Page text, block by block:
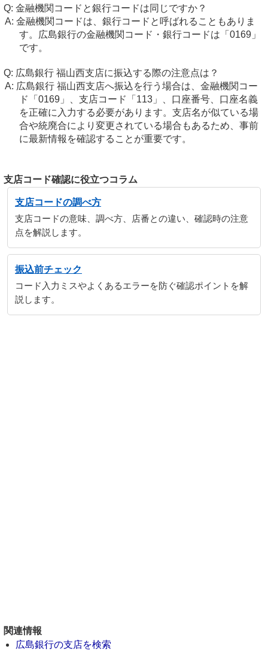
金融機関コードと銀行コードは同じですか？
金融機関コードは、銀行コードと呼ばれることもありま
す。広島銀行の金融機関コード・銀行コードは「0169」
です。
広島銀行 福山西支店に振込する際の注意点は？
広島銀行 福山西支店へ振込を行う場合は、金融機関コー
ド「0169」、支店コード「113」、口座番号、口座名義
を正確に入力する必要があります。支店名が似ている場
合や統廃合により変更されている場合もあるため、事前
に最新情報を確認することが重要です。
支店コード確認に役立つコラム
支店コードの調べ方
支店コードの意味、調べ方、店番との違い、確認時の注意
点を解説します。
振込前チェック
コード入力ミスやよくあるエラーを防ぐ確認ポイントを解
説します。
関連情報
広島銀行の支店を検索